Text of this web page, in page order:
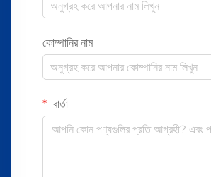
কোম্পানির নাম
বার্তা